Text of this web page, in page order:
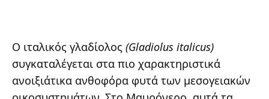
Ο ιταλικός γλαδίολος (Gladiolus italicus)
συγκαταλέγεται στα πιο χαρακτηριστικά
ανοιξιάτικα ανθοφόρα φυτά των μεσογειακών